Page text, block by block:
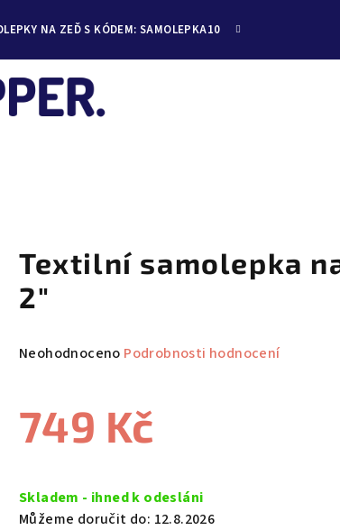
NA ZEĎ S KÓDEM: SAMOLEPKA10
Textilní samolepka
2"
Průměrné
je
0,0
hvězdiček.
Neohodnoceno Podrobnosti hodnocení
749 Kč
cena:
Skladem - ihned k odesláni
Můžeme doručit do: 12.8.2026